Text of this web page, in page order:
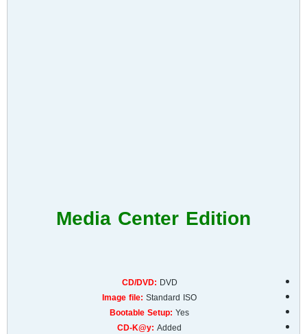
Media Center Edition
CD/DVD: DVD
Image file: Standard ISO
Bootable Setup: Yes
CD-K@y: Added